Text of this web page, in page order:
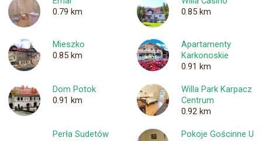
0.79 km
0.85 km
Mieszko
0.85 km
Apartamenty
Karkonoskie
0.91 km
Dom Potok
0.91 km
Willa Park Karpacz
Centrum
0.92 km
Perła Sudetów
Pokoje Gościnne U